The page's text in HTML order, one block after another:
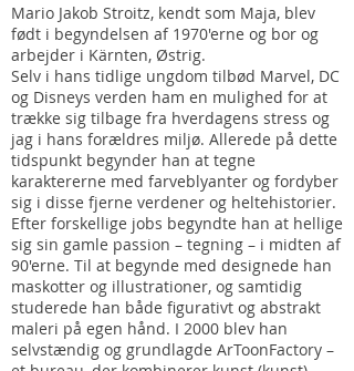
Mario Jakob Stroitz, kendt som Maja, blev
født i begyndelsen af 1970'erne og bor og
arbejder i Kärnten, Østrig.
Selv i hans tidlige ungdom tilbød Marvel, DC
og Disneys verden ham en mulighed for at
trække sig tilbage fra hverdagens stress og
jag i hans forældres miljø. Allerede på dette
tidspunkt begynder han at tegne
karaktererne med farveblyanter og fordyber
sig i disse fjerne verdener og heltehistorier.
Efter forskellige jobs begyndte han at hellige
sig sin gamle passion – tegning – i midten af
90'erne. Til at begynde med designede han
maskotter og illustrationer, og samtidig
studerede han både figurativt og abstrakt
maleri på egen hånd. I 2000 blev han
selvstændig og grundlagde ArToonFactory –